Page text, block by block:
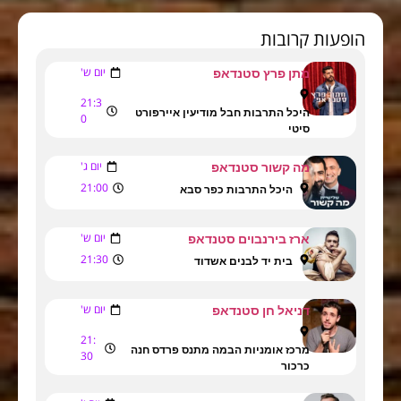
הופעות קרובות
מתן פרץ סטנדאפ יום ש'
היכל התרבות חבל מודיעין איירפורט
סיטי
21:3
0
מה קשור סטנדאפ יום ג'
היכל התרבות כפר סבא 21:00
ארז בירנבוים סטנדאפ יום ש'
בית יד לבנים אשדוד 21:30
דניאל חן סטנדאפ יום ש'
מרכז אומניות הבמה מתנס פרדס חנה
כרכור
21:
30